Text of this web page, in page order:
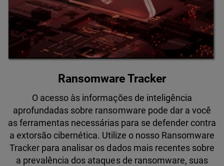
Ransomware Tracker
O acesso às informações de inteligência
aprofundadas sobre ransomware pode dar a você
as ferramentas necessárias para se defender contra
a extorsão cibernética. Utilize o nosso Ransomware
Tracker para analisar os dados mais recentes sobre
a prevalência dos ataques de ransomware, suas